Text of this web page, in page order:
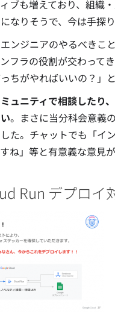
ブも増えており、組織
なりそうで、今は手探り
ンジニアのやるべきこ
フラの役割が交わって
ちがやればいいの？」と
ュニティで相談したり
。まさに当分科会意義
た。チャットでも「イ
ね」等と有意義な意見
Run デプロイ